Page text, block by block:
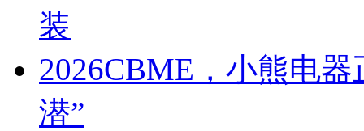
装
2026CBME，小熊电
潜”